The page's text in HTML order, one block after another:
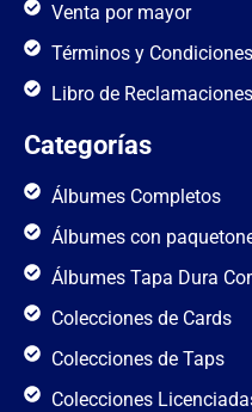
Venta por mayor
Términos y Condiciones
Libro de Reclamaciones
Categorías
Álbumes Completos
Álbumes con
Álbumes Tapa Dura
Colecciones de Cards
Colecciones de Taps
Colecciones